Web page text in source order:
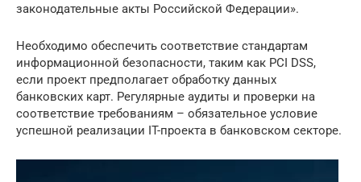
законодательные акты Российской Федерации».
Необходимо обеспечить соответствие стандартам
информационной безопасности, таким как PCI DSS,
если проект предполагает обработку данных
банковских карт. Регулярные аудиты и проверки на
соответствие требованиям – обязательное условие
успешной реализации IT-проекта в банковском секторе.